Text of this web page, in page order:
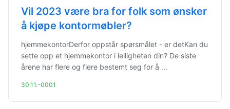
Vil 2023 være bra for folk som ønsker
å kjøpe kontormøbler?
hjemmekontorDerfor oppstår spørsmålet - er detKan du
sette opp et hjemmekontor i leiligheten din? De siste
årene har flere og flere bestemt seg for å ...
30.11.-0001